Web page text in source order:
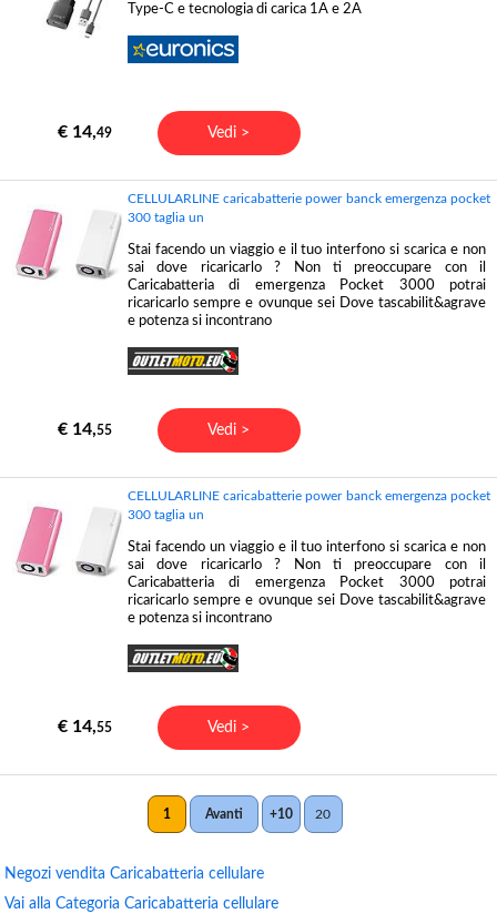
Type-C e tecnologia di carica 1A e 2A
€ 14,49 Vedi >
CELLULARLINE caricabatterie power banck emergenza pocket
300 taglia un
Stai facendo un viaggio e il tuo interfono si scarica e non
sai dove ricaricarlo ? Non ti preoccupare con il
Caricabatteria di emergenza Pocket 3000 potrai
ricaricarlo sempre e ovunque sei Dove tascabilit&agrave
e potenza si incontrano
€ 14,55 Vedi >
CELLULARLINE caricabatterie power banck emergenza pocket
300 taglia un
Stai facendo un viaggio e il tuo interfono si scarica e non
sai dove ricaricarlo ? Non ti preoccupare con il
Caricabatteria di emergenza Pocket 3000 potrai
ricaricarlo sempre e ovunque sei Dove tascabilit&agrave
e potenza si incontrano
€ 14,55 Vedi >
1 Avanti +10 20
Negozi vendita Caricabatteria cellulare
Vai alla Categoria Caricabatteria cellulare